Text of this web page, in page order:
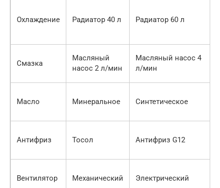
Охлаждение Радиатор 40 л Радиатор 60 л
Смазка
Масляный
насос 2 л/мин
Масляный насос 4
л/мин
Масло Минеральное Синтетическое
Антифриз Тосол Антифриз G12
Вентилятор Механический Электрический